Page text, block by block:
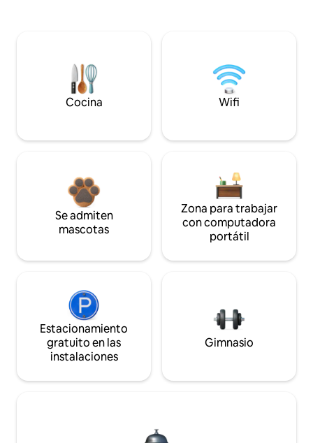
Cocina Wifi
Se admiten
mascotas
Zona para trabajar
con computadora
portátil
Estacionamiento
gratuito en las
instalaciones
Gimnasio